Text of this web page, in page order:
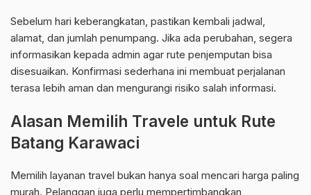
Sebelum hari keberangkatan, pastikan kembali jadwal,
alamat, dan jumlah penumpang. Jika ada perubahan, segera
informasikan kepada admin agar rute penjemputan bisa
disesuaikan. Konfirmasi sederhana ini membuat perjalanan
terasa lebih aman dan mengurangi risiko salah informasi.
Alasan Memilih Travele untuk Rute
Batang Karawaci
Memilih layanan travel bukan hanya soal mencari harga paling
murah. Pelanggan juga perlu mempertimbangkan